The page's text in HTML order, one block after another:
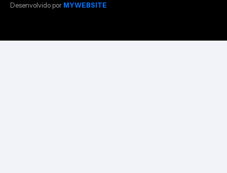
Desenvolvido por MYWEBSITE